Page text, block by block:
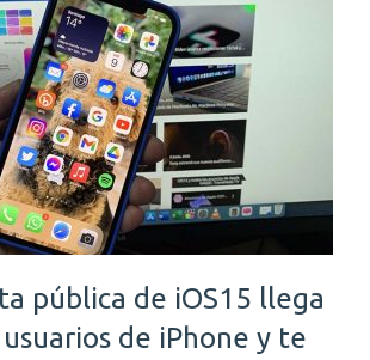
pública de iOS15 llega
de iPhone y te